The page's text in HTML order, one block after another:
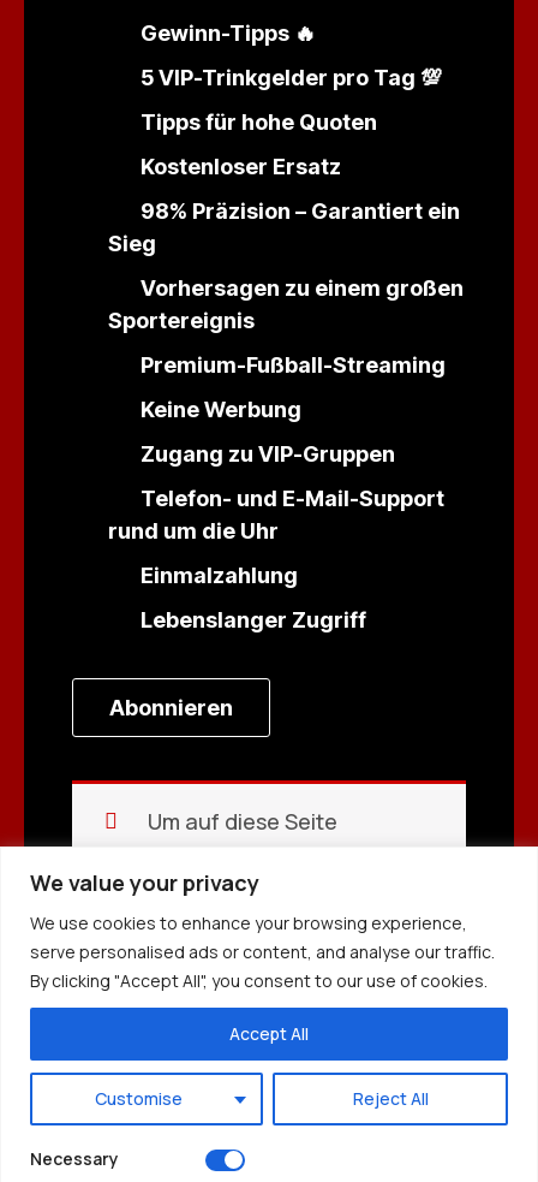
We value your privacy
We use cookies to enhance your browsing experience,
serve personalised ads or content, and analyse our traffic.
By clicking "Accept All", you consent to our use of cookies.
Customise Reject All
Accept All
Necessary
Gewinn-Tipps 🔥
5 VIP-Trinkgelder pro Tag 💯
Tipps für hohe Quoten
Kostenloser Ersatz
98% Präzision – Garantiert ein
Sieg
Vorhersagen zu einem großen
Sportereignis
Premium-Fußball-Streaming
Keine Werbung
Zugang zu VIP-Gruppen
Telefon- und E-Mail-Support
rund um die Uhr
Einmalzahlung
Lebenslanger Zugriff
Abonnieren
Um auf diese Seite
müssen Sie {Produkte}
kaufen.
Français
Português
हिन्दी
العربية
香港中文
Nederlands
Bahasa Indonesia
Kiswahili